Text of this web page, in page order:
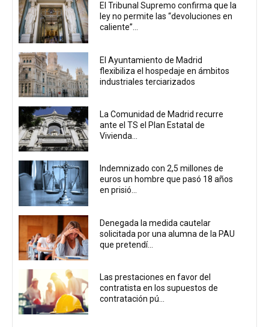
El Tribunal Supremo confirma que la
ley no permite las “devoluciones en
caliente”...
El Ayuntamiento de Madrid
flexibiliza el hospedaje en ámbitos
industriales terciarizados
La Comunidad de Madrid recurre
ante el TS el Plan Estatal de
Vivienda...
Indemnizado con 2,5 millones de
euros un hombre que pasó 18 años
en prisió...
Denegada la medida cautelar
solicitada por una alumna de la PAU
que pretendí...
Las prestaciones en favor del
contratista en los supuestos de
contratación pú...